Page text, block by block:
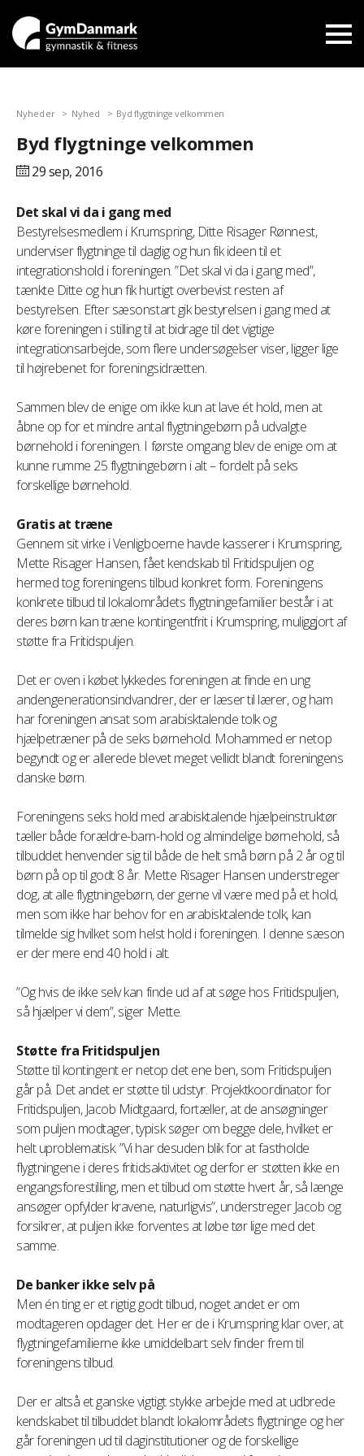
Nyheder Nyhed Byd flygtninge velkommen
Byd flygtninge velkommen
29 sep, 2016
Det skal vi da i gang med
Bestyrelsesmedlem i Krumspring, Ditte Risager Rønnest,
underviser flygtninge til daglig og hun fik ideen til et
integrationshold i foreningen. ”Det skal vi da i gang med”,
tænkte Ditte og hun fik hurtigt overbevist resten af
bestyrelsen. Efter sæsonstart gik bestyrelsen i gang med at
køre foreningen i stilling til at bidrage til det vigtige
integrationsarbejde, som flere undersøgelser viser, ligger lige
til højrebenet for foreningsidrætten.
Sammen blev de enige om ikke kun at lave ét hold, men at
åbne op for et mindre antal flygtningebørn på udvalgte
børnehold i foreningen. I første omgang blev de enige om at
kunne rumme 25 flygtningebørn i alt – fordelt på seks
forskellige børnehold.
Gratis at træne
Gennem sit virke i Venligboerne havde kasserer i Krumspring,
Mette Risager Hansen, fået kendskab til Fritidspuljen og
hermed tog foreningens tilbud konkret form. Foreningens
konkrete tilbud til lokalområdets flygtningefamilier består i at
deres børn kan træne kontingentfrit i Krumspring, muliggjort af
støtte fra Fritidspuljen.
Det er oven i købet lykkedes foreningen at finde en ung
andengenerationsindvandrer, der er læser til lærer, og ham
har foreningen ansat som arabisktalende tolk og
hjælpetræner på de seks børnehold. Mohammed er netop
begyndt og er allerede blevet meget vellidt blandt foreningens
danske børn.
Foreningens seks hold med arabisktalende hjælpeinstruktør
tæller både forældre-barn-hold og almindelige børnehold, så
tilbuddet henvender sig til både de helt små børn på 2 år og til
børn på op til godt 8 år. Mette Risager Hansen understreger
dog, at alle flygtningebørn, der gerne vil være med på et hold,
men som ikke har behov for en arabisktalende tolk, kan
tilmelde sig hvilket som helst hold i foreningen. I denne sæson
er der mere end 40 hold i alt.
”Og hvis de ikke selv kan finde ud af at søge hos Fritidspuljen,
så hjælper vi dem”, siger Mette.
Støtte fra Fritidspuljen
Støtte til kontingent er netop det ene ben, som Fritidspuljen
går på. Det andet er støtte til udstyr. Projektkoordinator for
Fritidspuljen, Jacob Midtgaard, fortæller, at de ansøgninger
som puljen modtager, typisk søger om begge dele, hvilket er
helt uproblematisk. ”Vi har desuden blik for at fastholde
flygtningene i deres fritidsaktivitet og derfor er støtten ikke en
engangsforestilling, men et tilbud om støtte hvert år, så længe
ansøger opfylder kravene, naturligvis”, understreger Jacob og
forsikrer, at puljen ikke forventes at løbe tør lige med det
samme.
De banker ikke selv på
Men én ting er et rigtig godt tilbud, noget andet er om
modtageren opdager det. Her er de i Krumspring klar over, at
flygtningefamilierne ikke umiddelbart selv finder frem til
foreningens tilbud.
Der er altså et ganske vigtigt stykke arbejde med at udbrede
kendskabet til tilbuddet blandt lokalområdets flygtninge og her
går foreningen ud til daginstitutioner og de forskellige